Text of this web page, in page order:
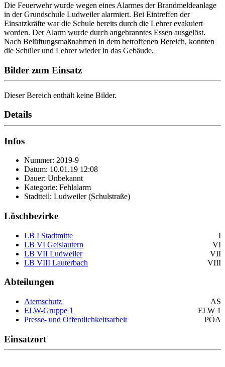
Die Feuerwehr wurde wegen eines Alarmes der Brandmeldeanlage
in der Grundschule Ludweiler alarmiert. Bei Eintreffen der
Einsatzkräfte war die Schule bereits durch die Lehrer evakuiert
worden. Der Alarm wurde durch angebranntes Essen ausgelöst.
Nach Belüftungsmaßnahmen in dem betroffenen Bereich, konnten
die Schüler und Lehrer wieder in das Gebäude.
Bilder zum Einsatz
Dieser Bereich enthält keine Bilder.
Details
Infos
Nummer: 2019-9
Datum: 10.01.19 12:08
Dauer: Unbekannt
Kategorie: Fehlalarm
Stadtteil: Ludweiler (Schulstraße)
Löschbezirke
LB I Stadtmitte
I
LB VI Geislautern
VI
LB VII Ludweiler
VII
LB VIII Lauterbach
VIII
Abteilungen
Atemschutz
AS
ELW-Gruppe 1
ELW 1
Presse- und Öffentlichkeitsarbeit
PÖA
Einsatzort